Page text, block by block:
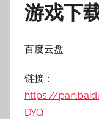
游戏下
百度云盘
链接：
https://
DYQ